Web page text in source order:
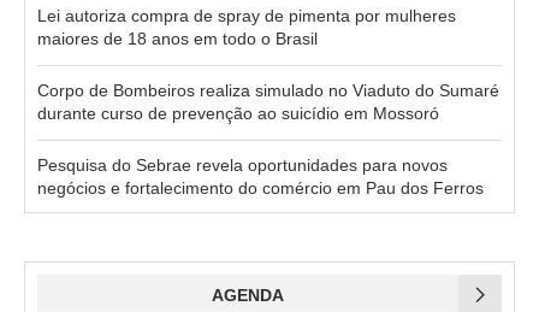
Lei autoriza compra de spray de pimenta por mulheres
maiores de 18 anos em todo o Brasil
Corpo de Bombeiros realiza simulado no Viaduto do Sumaré
durante curso de prevenção ao suicídio em Mossoró
Pesquisa do Sebrae revela oportunidades para novos
negócios e fortalecimento do comércio em Pau dos Ferros
AGENDA